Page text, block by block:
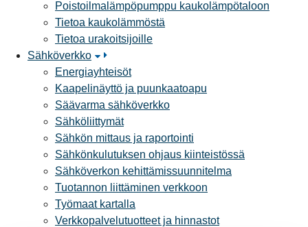
Poistoilmalämpöpumppu kaukolämpötaloon
Tietoa kaukolämmöstä
Tietoa urakoitsijoille
Sähköverkko
Energiayhteisöt
Kaapelinäyttö ja puunkaatoapu
Säävarma sähköverkko
Sähköliittymät
Sähkön mittaus ja raportointi
Sähkönkulutuksen ohjaus kiinteistössä
Sähköverkon kehittämissuunnitelma
Tuotannon liittäminen verkkoon
Työmaat kartalla
Verkkopalvelutuotteet ja hinnastot